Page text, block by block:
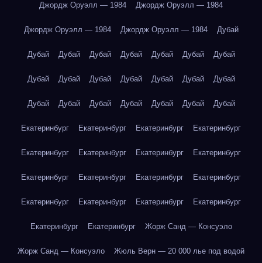
Джордж Оруэлл — 1984 Джордж Оруэлл — 1984
Джордж Оруэлл — 1984 Джордж Оруэлл — 1984 Дубай
Дубай Дубай Дубай Дубай Дубай Дубай Дубай
Дубай Дубай Дубай Дубай Дубай Дубай Дубай
Дубай Дубай Дубай Дубай Дубай Дубай Дубай
Екатеринбург Екатеринбург Екатеринбург Екатеринбург
Екатеринбург Екатеринбург Екатеринбург Екатеринбург
Екатеринбург Екатеринбург Екатеринбург Екатеринбург
Екатеринбург Екатеринбург Екатеринбург Екатеринбург
Екатеринбург Екатеринбург Жорж Санд — Консуэло
Жорж Санд — Консуэло Жюль Верн — 20 000 лье под водой